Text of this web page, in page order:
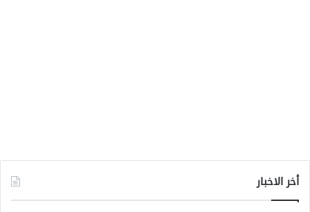
أخر الاخبار